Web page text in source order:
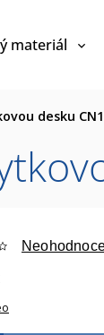
materiál
desku